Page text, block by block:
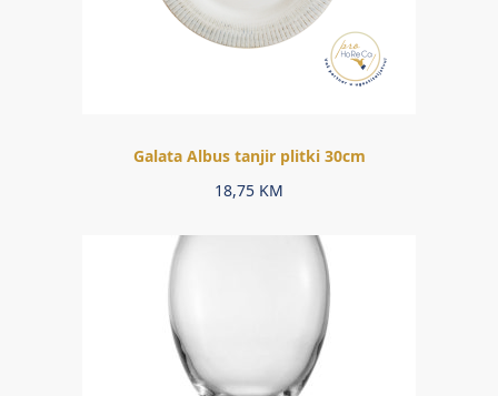
Galata Albus tanjir plitki 30cm
18,75 KM